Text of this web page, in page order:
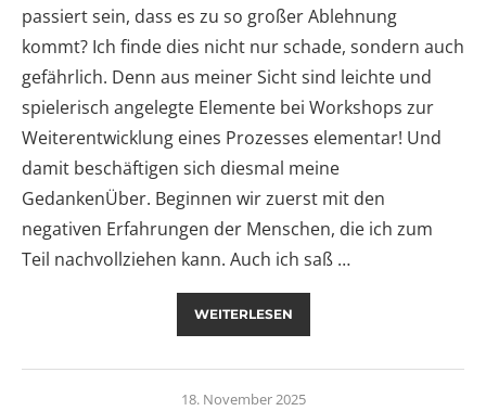
passiert sein, dass es zu so großer Ablehnung
kommt? Ich finde dies nicht nur schade, sondern auch
gefährlich. Denn aus meiner Sicht sind leichte und
spielerisch angelegte Elemente bei Workshops zur
Weiterentwicklung eines Prozesses elementar! Und
damit beschäftigen sich diesmal meine
GedankenÜber. Beginnen wir zuerst mit den
negativen Erfahrungen der Menschen, die ich zum
Teil nachvollziehen kann. Auch ich saß …
WEITERLESEN
18. November 2025